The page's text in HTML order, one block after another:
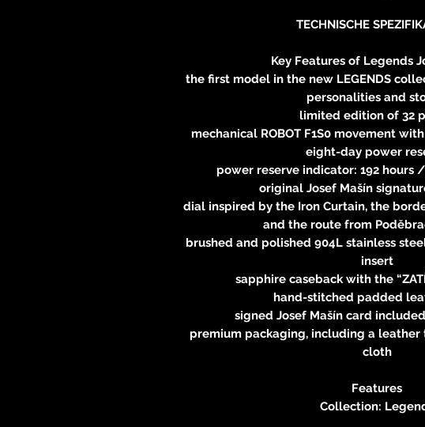
TECHNISCHE
Key Features of Legends
the first model in the new LEGENDS
personalities and
limited edition of 32
mechanical ROBOT F1S0 movement
eight-day power
power reserve indicator: 192 hours /
original Josef Mašín
dial inspired by the Iron Curtain, the
and the route from
brushed and polished 904L stainless
insert
sapphire caseback with the
hand-stitched padded
signed Josef Mašín card
premium packaging, including a leather
cloth
Features
Collection: